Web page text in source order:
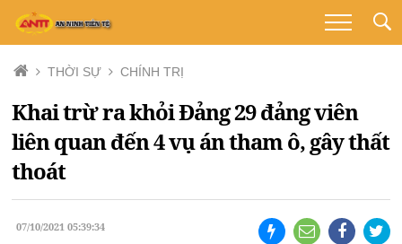
THỜI SỰ CHÍNH TRỊ
Khai trừ ra khỏi Đảng 29 đảng viên
liên quan đến 4 vụ án tham ô, gây thất
thoát
07/10/2021 05:39:34